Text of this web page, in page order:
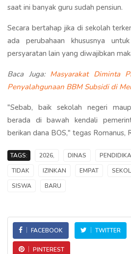
saat ini banyak guru sudah pensiun.
Secara bertahap jika di sekolah
ada perubahaan khususnya
persyaratan lain yang diwajibkan
Baca Juga: Masyarakat Diminta
Penyalahgunaan BBM Subsidi di
"Sebab, baik sekolah negeri
berada di bawah kendali
berikan dana BOS," tegas Romanus,
TAGS: 2026, DINAS
TIDAK
IZINKAN EMPAT
SISWA
BARU
FACEBOOK TWITTER
PINTEREST